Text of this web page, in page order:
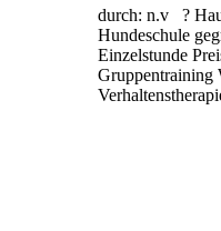
durch: n.v ?
Hundeschule
Einzelstunde
Gruppentraining